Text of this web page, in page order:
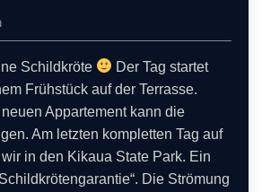
Schildkröte
Der Tag startet
Frühstück auf der Terrasse.
Appartement kann die
Am letzten kompletten Tag auf
in den Kikaua State Park. Ein
Die Strömung